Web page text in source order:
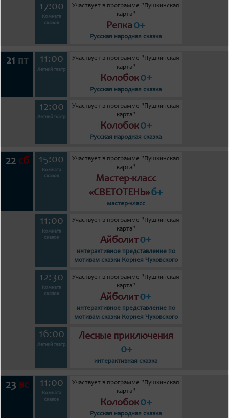
17:00
Комната
сказок
Участвует в программе "Пушкинская
карта"
Репка0+
Русская народная сказка
21 пт 11:00
Летний театр
Участвует в программе "Пушкинская
карта"
Колобок0+
Русская народная сказка
12:00
Летний театр
Участвует в программе "Пушкинская
карта"
Колобок0+
Русская народная сказка
22сб 15:00
Комната
сказок
Участвует в программе "Пушкинская
карта"
Мастер-класс
«СВЕТОТЕНЬ»6+
мастер-класс
11:00
Комната
сказок
Участвует в программе "Пушкинская
карта"
Айболит0+
интерактивное представление по
мотивам сказки Корнея Чуковского
12:30
Комната
сказок
Участвует в программе "Пушкинская
карта"
Айболит0+
интерактивное представление по
мотивам сказки Корнея Чуковского
16:00
Летний театр
Лесные приключения
0+
интерактивная сказка
23 вс 11:00
Комната
сказок
Участвует в программе "Пушкинская
карта"
Колобок0+
Русская народная сказка